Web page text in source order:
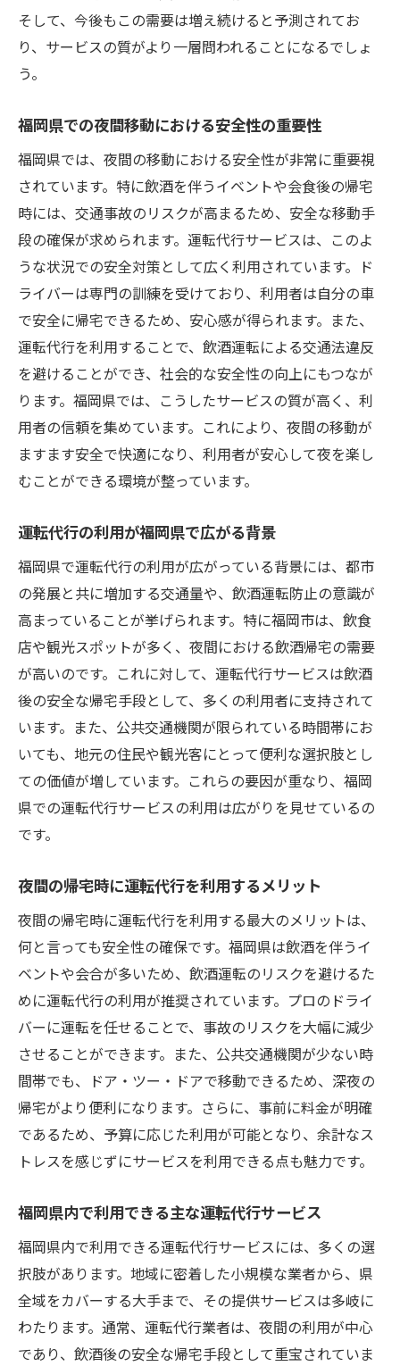
保険加入状況の確認が重要な理由
利用者レビューを参考にした選び方
深夜時間帯の対応力を見極めるコツ
福岡県で運転代行を利用する際の問い合わせ方
法
運転代行業者への問い合わせ手順
オンラインでの問い合わせの利便性
電話での問い合わせ時の注意点
メールでの問い合わせの際に確認すべき事
項
問い合わせ時に確認しておくべき情報
緊急時の問い合わせ方法と対応
利用者必見！福岡県の運転代行サービスの特徴
とは
深夜帯に特化した運転代行サービスの強み
利用者に優しい運転代行の特典紹介
福岡県内でのプロフェッショナルなドライ
バー
利用者の声から見る運転代行の実情
地域に根ざした運転代行サービスの魅力
運転代行サービスで安心の移動を実現する方法
利用前に確認すべき安全チェックポイント
運転代行利用時のリスクを最小限に抑える
方法
運転代行業者と利用者のコミュニケーショ
サービス利用中の安心感を高める工夫
運転代行サービスの信頼性を高めるために
福岡県で運転代行を安全に利用するためのステ
ップ
サービス利用前の安全確認事項
運転代行利用時に気を付けるべきポイント
サービス利用後のフィードバックの重要性
安全に利用するための事前予約のメリット
緊急時の対応策を知っておく
安全な運転代行利用のための心得
業者選びに役立つレビューサイトの活用方
法
運転代行業者の信頼性を判断する基準
福岡県内での優良運転代行業者の見分け方
そして、今後もこの需要は増え続けると予測されてお
り、サービスの質がより一層問われることになるでしょ
う。
福岡県での夜間移動における安全性の重要性
福岡県では、夜間の移動における安全性が非常に重要視
されています。特に飲酒を伴うイベントや会食後の帰宅
時には、交通事故のリスクが高まるため、安全な移動手
段の確保が求められます。運転代行サービスは、このよ
うな状況での安全対策として広く利用されています。ド
ライバーは専門の訓練を受けており、利用者は自分の車
で安全に帰宅できるため、安心感が得られます。また、
運転代行を利用することで、飲酒運転による交通法違反
を避けることができ、社会的な安全性の向上にもつなが
ります。福岡県では、こうしたサービスの質が高く、利
用者の信頼を集めています。これにより、夜間の移動が
ますます安全で快適になり、利用者が安心して夜を楽し
むことができる環境が整っています。
運転代行の利用が福岡県で広がる背景
福岡県で運転代行の利用が広がっている背景には、都市
の発展と共に増加する交通量や、飲酒運転防止の意識が
高まっていることが挙げられます。特に福岡市は、飲食
店や観光スポットが多く、夜間における飲酒帰宅の需要
が高いのです。これに対して、運転代行サービスは飲酒
後の安全な帰宅手段として、多くの利用者に支持されて
います。また、公共交通機関が限られている時間帯にお
いても、地元の住民や観光客にとって便利な選択肢とし
ての価値が増しています。これらの要因が重なり、福岡
県での運転代行サービスの利用は広がりを見せているの
です。
夜間の帰宅時に運転代行を利用するメリット
夜間の帰宅時に運転代行を利用する最大のメリットは、
何と言っても安全性の確保です。福岡県は飲酒を伴うイ
ベントや会合が多いため、飲酒運転のリスクを避けるた
めに運転代行の利用が推奨されています。プロのドライ
バーに運転を任せることで、事故のリスクを大幅に減少
させることができます。また、公共交通機関が少ない時
間帯でも、ドア・ツー・ドアで移動できるため、深夜の
帰宅がより便利になります。さらに、事前に料金が明確
であるため、予算に応じた利用が可能となり、余計なス
トレスを感じずにサービスを利用できる点も魅力です。
福岡県内で利用できる主な運転代行サービス
福岡県内で利用できる運転代行サービスには、多くの選
択肢があります。地域に密着した小規模な業者から、県
全域をカバーする大手まで、その提供サービスは多岐に
わたります。通常、運転代行業者は、夜間の利用が中心
であり、飲酒後の安全な帰宅手段として重宝されていま